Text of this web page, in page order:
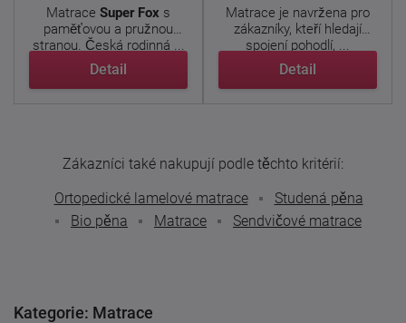
Matrace Super Fox s
paměťovou a pružnou
stranou. Česká rodinná ...
Detail
Matrace je navržena pro
zákazníky, kteří hledají
spojení pohodlí, ...
Detail
Zákazníci také nakupují podle těchto kritérií:
Ortopedické lamelové matrace
Studená pěna
Bio pěna
Matrace Sendvičové matrace
Kategorie: Matrace